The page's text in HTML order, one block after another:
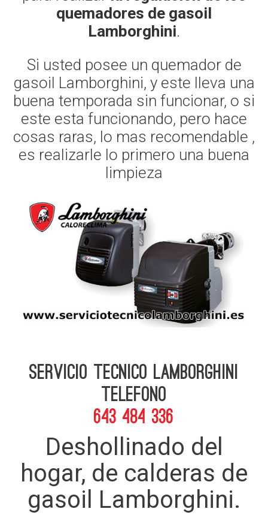
quemadores de gasoil
Lamborghini.
Si usted posee un quemador de
gasoil Lamborghini, y este lleva una
buena temporada sin funcionar, o si
este esta funcionando, pero hace
cosas raras, lo mas recomendable ,
es realizarle lo primero una buena
limpieza
Servicio Tecnico Lamborghini
telefono
643 484 336
Deshollinado del
hogar, de calderas de
gasoil Lamborghini.